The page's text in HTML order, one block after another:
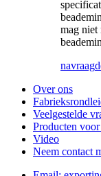
mag niet
navraag
Over ons
Veelgestelde
Producten
Video
Neem contact